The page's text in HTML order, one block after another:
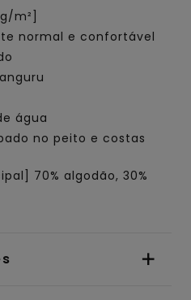
m²]
normal e confortável
água
no peito e costas
70% algodão, 30%